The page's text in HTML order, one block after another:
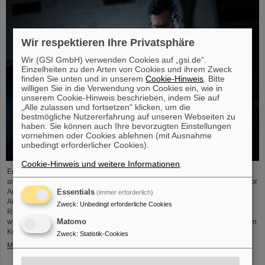
Ende August 2024 starteten zwölf junge Menschen in ihre berufliche Zukunft
am GSI Helmholtzzentrum für Schwerionenforschung und bei FAIR (Facility for
Antiproton and Ion Research). Sie verteilen sich auf sechs verschiedene
Ausbildungsberufe in den technischen und kaufmännischen Bereichen. Im
Rahmen einer Einführungsveranstaltung erhielten die Auszubildenden
wertvolle organisatorische Informationen und Gelegenheit zum gegenseitigen
Kennenlernen. GSI und FAIR bieten den Auszubildenden ein…
Mehr »
Wir respektieren Ihre Privatsphäre
Wir (GSI GmbH) verwenden Cookies auf „gsi.de“.
Einzelheiten zu den Arten von Cookies und ihrem Zweck
finden Sie unten und in unseremCookie-Hinweis . Bitte
willigen Sie in die Verwendung von Cookies ein, wie in
unserem Cookie-Hinweis beschrieben, indem Sie auf
„Alle zulassen und fortsetzen“ klicken, um die
bestmögliche Nutzererfahrung auf unseren Webseiten zu
haben. Sie können auch Ihre bevorzugten Einstellungen
vornehmen oder Cookies ablehnen (mit Ausnahme
unbedingt erforderlicher Cookies).
Cookie-Hinweis und weitere Informationen
Essentials (immer erforderlich)
Zweck: Unbedingt erforderliche Cookies
Matomo
Zweck: Statistik-Cookies